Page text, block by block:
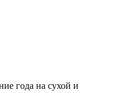
года на сухой и